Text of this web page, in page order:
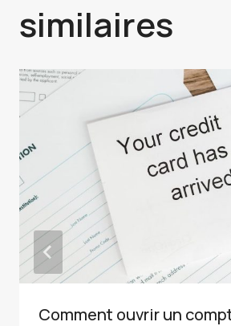
similaires
Comment ouvrir un